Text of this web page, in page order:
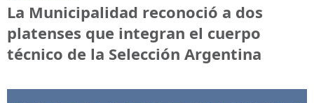
La Municipalidad reconoció a dos
platenses que integran el cuerpo
técnico de la Selección Argentina